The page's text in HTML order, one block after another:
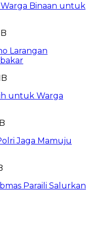
Warga Binaan untuk
Larangan
untuk Warga
Jaga Mamuju
Paraili Salurkan